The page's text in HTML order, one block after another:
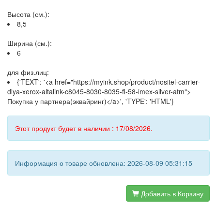
Высота (см.):
8,5
Ширина (см.):
6
для физ.лиц:
{'TEXT': '<a href="https://myink.shop/product/nositel-carrier-
dlya-xerox-altalink-c8045-8030-8035-fl-58-imex-silver-atm">
Покупка у партнера(эквайринг)</a>', 'TYPE': 'HTML'}
Этот продукт будет в наличии : 17/08/2026.
Информация о товаре обновлена: 2026-08-09 05:31:15
Добавить в Корзину